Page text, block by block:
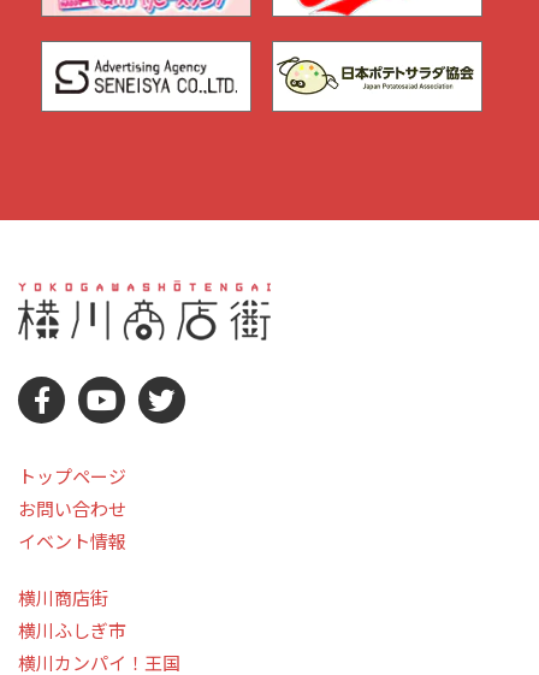
トップページ
お問い合わせ
イベント情報
横川商店街
横川ふしぎ市
横川カンパイ！王国